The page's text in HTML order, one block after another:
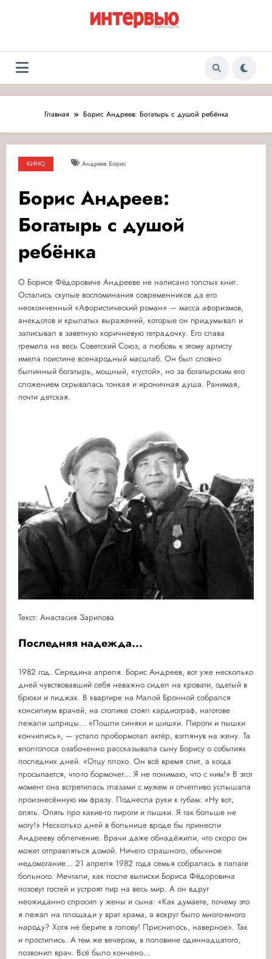
Журнал «Интервью:
Люди и события»
Люди и события
Главная Борис Андреев: Богатырь с душой ребёнка
КИНО Андреев Борис
Борис Андреев:
Богатырь с душой
ребёнка
О Борисе Фёдоровиче Андрееве не написано толстых книг.
Остались скупые воспоминания современников да его
неоконченный «Афористический роман» — масса афоризмов,
анекдотов и крылатых выражений, которые он придумывал и
записывал в заветную коричневую тетрадочку. Его слава
гремела на весь Советский Союз, а любовь к этому артисту
имела поистине всенародный масштаб. Он был словно
былинный богатырь, мощный, «густой», но за богатырским его
сложением скрывалась тонкая и ироничная душа. Ранимая,
почти детская.
Текст: Анастасия Зарипова
Последняя надежда...
1982 год. Середина апреля. Борис Андреев, вот уже несколько
дней чувствовавший себя неважно сидел на кровати, одетый в
брюки и пиджак. В квартире на Малой Бронной собрался
консилиум врачей, на столике стоял кардиограф, наготове
лежали шприцы... «Пошли синяки и шишки. Пироги и пышки
кончились», — устало пробормотал актёр, взглянув на жену. Та
вполголоса озабоченно рассказывала сыну Борису о событиях
последних дней. «Отцу плохо. Он всё время спит, а когда
просыпается, что-то бормочет... Я не понимаю, что с ним!» В этот
момент она встретилась глазами с мужем и отчетливо услышала
произнесённую им фразу. Поднесла руки к губам: «Ну вот,
опять. Опять про какие-то пироги и пышки. Я так больше не
могу!» Несколько дней в больнице вроде бы принесли
Андрееву облегчение. Врачи даже обнадёжили, что скоро он
может отправляться домой. Ничего страшного, обычное
недомогание... 21 апреля 1982 года семья собралась в палате
больного. Мечтали, как после выписки Бориса Фёдоровича
позовут гостей и устроят пир на весь мир. А он вдруг
неожиданно спросил у жены и сына: «Как думаете, почему это
я лежал на площади у врат храма, а вокруг было много-много
народу? Хотя не берите в голову! Приснилось, наверное». Так
и простились. А тем же вечером, в половине одиннадцатого,
позвонил врач. Всё было кончено...